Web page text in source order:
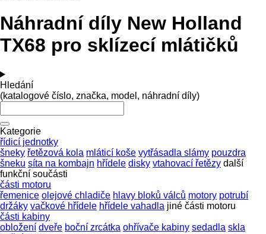
Náhradní díly New Holland
TX68 pro sklízecí mlátičků
Hledání
(katalogové číslo, značka, model, náhradní díly)
Kategorie
řídicí jednotky
šneky řetězová kola mláticí koše vytřásadla slámy pouzdra
šneku síta na kombajn hřídele disky vtahovací řetězy další
funkční součásti
části motoru
řemenice olejové chladiče hlavy bloků válců motory potrubí
držáky vačkové hřídele hřídele vahadla jiné části motoru
části kabiny
obložení dveře boční zrcátka ohřívače kabiny sedadla skla